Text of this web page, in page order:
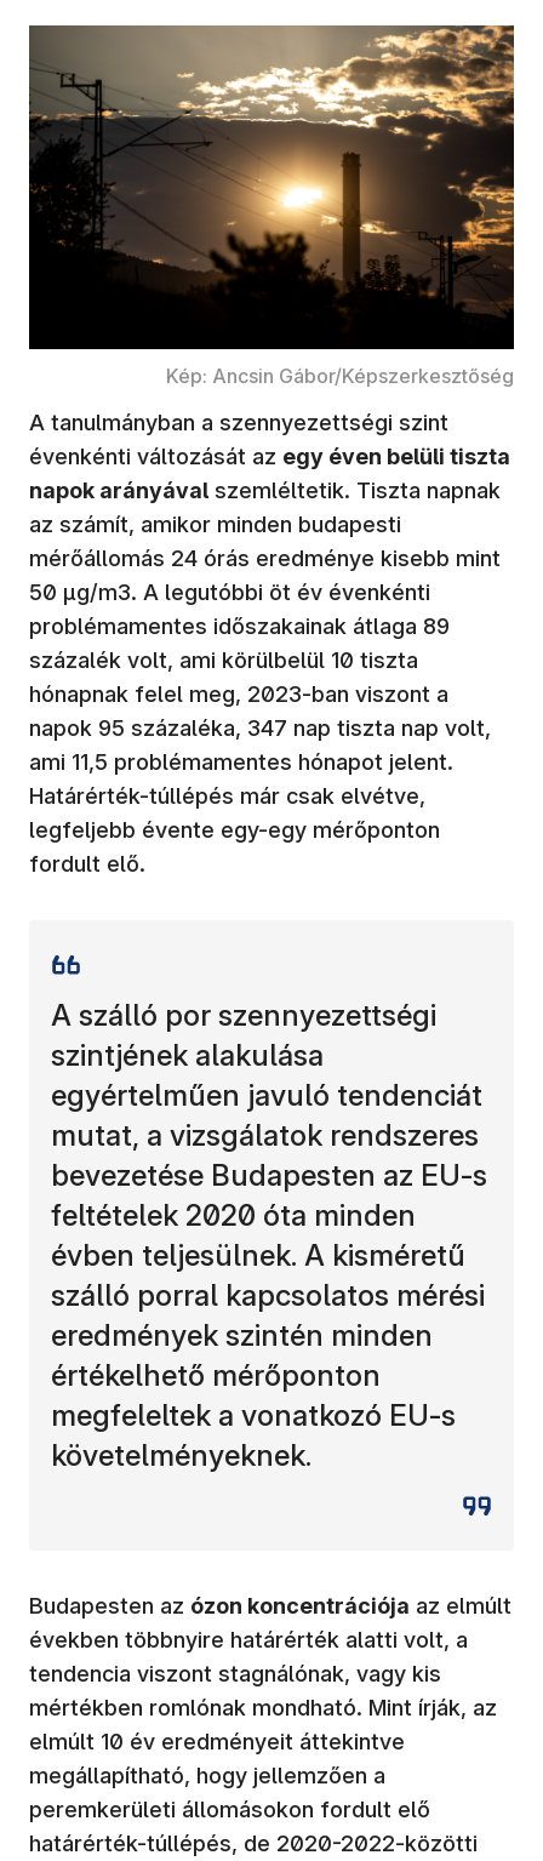
Kép: Ancsin Gábor/Képszerkesztőség
A tanulmányban a szennyezettségi szint
évenkénti változását az egy éven belüli tiszta
napok arányával szemléltetik. Tiszta napnak
az számít, amikor minden budapesti
mérőállomás 24 órás eredménye kisebb mint
50 μg/m3. A legutóbbi öt év évenkénti
problémamentes időszakainak átlaga 89
százalék volt, ami körülbelül 10 tiszta
hónapnak felel meg, 2023-ban viszont a
napok 95 százaléka, 347 nap tiszta nap volt,
ami 11,5 problémamentes hónapot jelent.
Határérték-túllépés már csak elvétve,
legfeljebb évente egy-egy mérőponton
fordult elő.
A szálló por szennyezettségi
szintjének alakulása
egyértelműen javuló tendenciát
mutat, a vizsgálatok rendszeres
bevezetése Budapesten az EU-s
feltételek 2020 óta minden
évben teljesülnek. A kisméretű
szálló porral kapcsolatos mérési
eredmények szintén minden
értékelhető mérőponton
megfeleltek a vonatkozó EU-s
követelményeknek.
Budapesten az ózon koncentrációja az elmúlt
években többnyire határérték alatti volt, a
tendencia viszont stagnálónak, vagy kis
mértékben romlónak mondható. Mint írják, az
elmúlt 10 év eredményeit áttekintve
megállapítható, hogy jellemzően a
peremkerületi állomásokon fordult elő
határérték-túllépés, de 2020-2022-közötti